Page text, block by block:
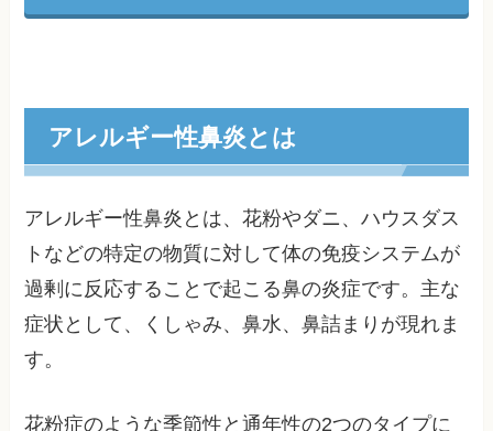
アレルギー性鼻炎とは
アレルギー性鼻炎とは、花粉やダニ、ハウスダス
トなどの特定の物質に対して体の免疫システムが
過剰に反応することで起こる鼻の炎症です。主な
症状として、くしゃみ、鼻水、鼻詰まりが現れま
す。
花粉症のような季節性と通年性の2つのタイプに